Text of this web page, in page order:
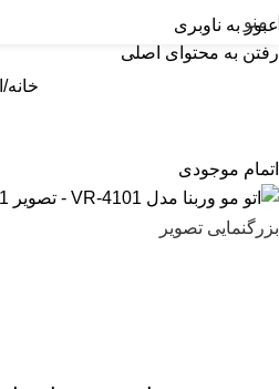
عبور به ناوبری
رفتن به محتوای اصلی
منو
خانه
اتمام موجودی
بزرگنمایی تصویر